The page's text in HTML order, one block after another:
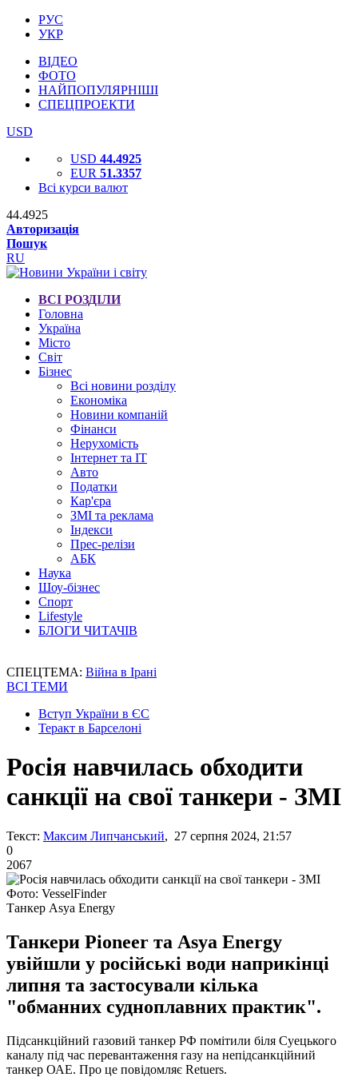
РУС
УКР
ВІДЕО
ФОТО
НАЙПОПУЛЯРНІШІ
СПЕЦПРОЕКТИ
USD
USD 44.4925
EUR 51.3357
Всі курси валют
44.4925
Авторизація
Пошук
RU
ВСІ РОЗДІЛИ
Головна
Україна
Місто
Світ
Бізнес
Всі новини розділу
Економіка
Новини компаній
Фінанси
Нерухомість
Інтернет та IT
Авто
Податки
Кар'єра
ЗМІ та реклама
Індекси
Прес-релізи
АБК
Наука
Шоу-бізнес
Спорт
Lifestyle
БЛОГИ ЧИТАЧІВ
СПЕЦТЕМА: Війна в Ірані
ВСІ ТЕМИ
Вступ України в ЄС
Теракт в Барселоні
Росія навчилась обходити
санкції на свої танкери - ЗМІ
Текст: Максим Липчанський, 27 серпня 2024, 21:57
0
2067
Фото: VesselFinder
Танкер Asya Energy
Танкери Pioneer та Asya Energy
увійшли у російські води наприкінці
липня та застосували кілька
"обманних судноплавних практик".
Підсанкційний газовий танкер РФ помітили біля Суецького
каналу під час перевантаження газу на непідсанкційний
танкер ОАЕ. Про це повідомляє Retuers.